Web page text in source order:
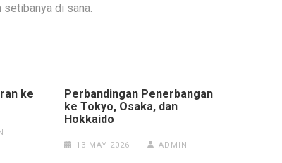
di sana.
ke
Perbandingan Penerbangan
ke Tokyo, Osaka, dan
Hokkaido
13 MAY 2026 ADMIN